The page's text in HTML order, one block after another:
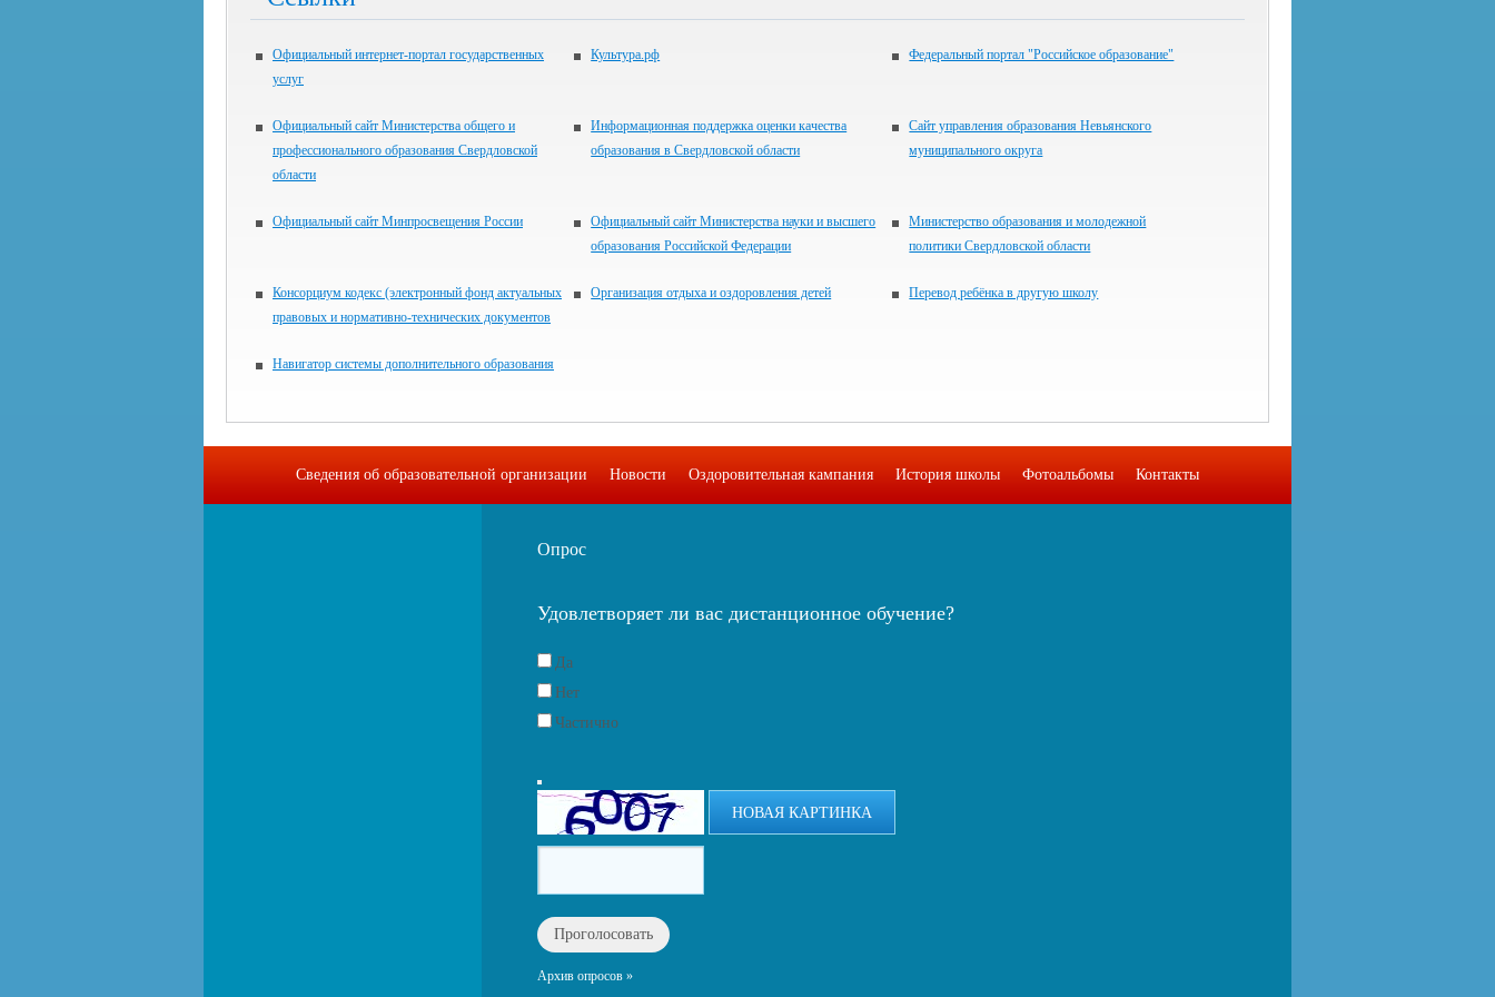
Официальный интернет-портал государственных
услуг
Культура.рф Федеральный портал "Российское образование"
Официальный сайт Министерства общего и
профессионального образования Свердловской
области
Информационная поддержка оценки качества
образования в Свердловской области
Сайт управления образования Невьянского
муниципального округа
Официальный сайт Минпросвещения России
Официальный сайт Министерства науки и высшего
образования Российской Федерации
Министерство образования и молодежной
политики Свердловской области
Консорциум кодекс (электронный фонд актуальных
правовых и нормативно-технических документов
Организация отдыха и оздоровления детей Перевод ребёнка в другую школу
Навигатор системы дополнительного образования
Сведения об образовательной организации Новости Оздоровительная кампания История школы Фотоальбомы Контакты
Опрос
Удовлетворяет ли вас дистанционное обучение?
Да
Нет
Частично
НОВАЯ КАРТИНКА
Архив опросов »